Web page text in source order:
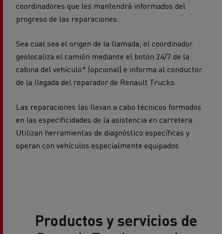
coordinadores que les mantendrá informados del
progreso de las reparaciones.
Sea cual sea el origen de la llamada, el coordinador
geolocaliza el camión mediante el botón 24/7 de la
cabina del vehículo* (opcional) e informa al conductor
de la llegada del reparador de Renault Trucks.
Las reparaciones las llevan a cabo técnicos formados
en las especificidades de la asistencia en carretera.
Utilizan herramientas de diagnóstico específicas y
operan con vehículos especialmente equipados.
Productos y servicios de